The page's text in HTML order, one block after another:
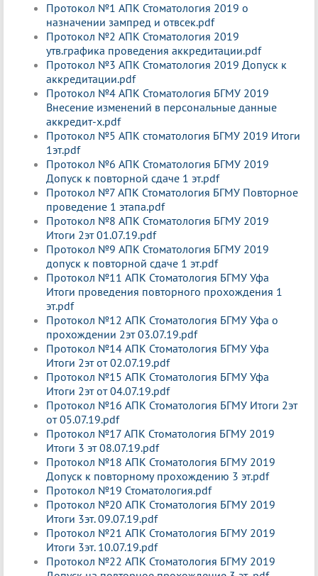
Протокол №1 АПК Стоматология 2019 о
назначении зампред и отвсек.pdf
Протокол №2 АПК Стоматология 2019
утв.графика проведения аккредитации.pdf
Протокол №3 АПК Стоматология 2019 Допуск к
аккредитации.pdf
Протокол №4 АПК Стоматология БГМУ 2019
Внесение изменений в персональные данные
аккредит-х.pdf
Протокол №5 АПК стоматология БГМУ 2019 Итоги
1эт.pdf
Протокол №6 АПК Стоматология БГМУ 2019
Допуск к повторной сдаче 1 эт.pdf
Протокол №7 АПК Стоматология БГМУ Повторное
проведение 1 этапа.pdf
Протокол №8 АПК Стоматология БГМУ 2019
Итоги 2эт 01.07.19.pdf
Протокол №9 АПК Стоматология БГМУ 2019
допуск к повторной сдаче 1 эт.pdf
Протокол №11 АПК Стоматология БГМУ Уфа
Итоги проведения повторного прохождения 1
эт.pdf
Протокол №12 АПК Стоматология БГМУ Уфа о
прохождении 2эт 03.07.19.pdf
Протокол №14 АПК Стоматология БГМУ Уфа
Итоги 2эт от 02.07.19.pdf
Протокол №15 АПК Стоматология БГМУ Уфа
Итоги 2эт от 04.07.19.pdf
Протокол №16 АПК Стоматология БГМУ Итоги 2эт
от 05.07.19.pdf
Протокол №17 АПК Стоматология БГМУ 2019
Итоги 3 эт 08.07.19.pdf
Протокол №18 АПК Стоматология БГМУ 2019
Допуск к повторному прохождению 3 эт.pdf
Протокол №19 Стоматология.pdf
Протокол №20 АПК Стоматология БГМУ 2019
Итоги 3эт. 09.07.19.pdf
Протокол №21 АПК Стоматология БГМУ 2019
Итоги 3эт. 10.07.19.pdf
Протокол №22 АПК Стоматология БГМУ 2019